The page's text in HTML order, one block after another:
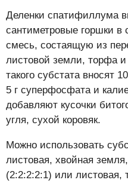
Деленки спатифиллума
сантиметровые горшки
смесь, состаящую из
листовой земли, торфа
такого субстата вносят
5 г суперфосфата и
добавляют кусочки
угля, сухой коровяк.
Можно использовать
листовая, хвойная
(2:2:2:2:1) или листовая,